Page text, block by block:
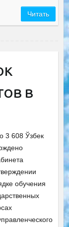
Читать
в
3 608 Ўзбек
обучения